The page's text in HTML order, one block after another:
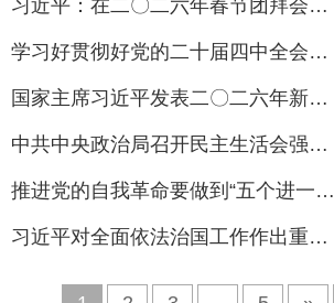
习近平：在二〇二六年春节团拜会上的讲话
学习好贯彻好党的二十届四中全会精神
国家主席习近平发表二〇二六年新年贺词
中共中央政治局召开民主生活会强调 锲而不舍落实中央八项规定精神 以优良作风凝心聚力真抓实干...
推进党的自我革命要做到“五个进一步到位”
习近平对全面依法治国工作作出重要指示